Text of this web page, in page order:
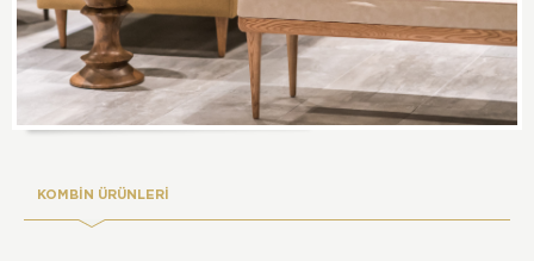
KOMBİN ÜRÜNLERİ